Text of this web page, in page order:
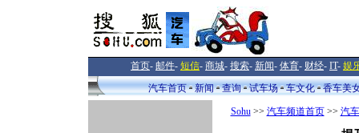
首页- 邮件- 短信- 商城- 搜索- 新闻- 体育- 财经- IT- 娱
汽车首页
新闻 查询 试车场 车文化 香车美
Sohu>> 汽车频道首页>> 汽